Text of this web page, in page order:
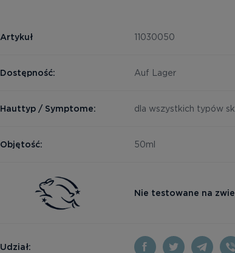
Artykuł 11030050
Dostępność: Auf Lager
Hauttyp / Symptome: dla wszystkich typów
Objętość: 50ml
Nie testowane na
Udział: